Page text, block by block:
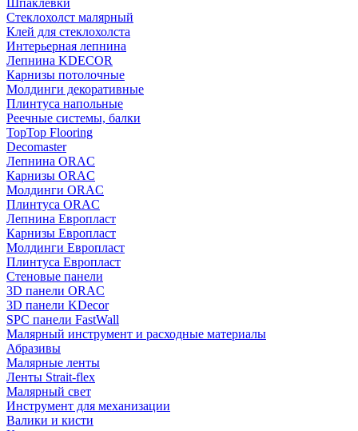
Шпаклевки
Стеклохолст малярный
Клей для стеклохолста
Интерьерная лепнина
Лепнина KDECOR
Карнизы потолочные
Молдинги декоративные
Плинтуса напольные
Реечные системы, балки
TopTop Flooring
Decomaster
Лепнина ORAC
Карнизы ORAC
Молдинги ORAC
Плинтуса ORAC
Лепнина Европласт
Карнизы Европласт
Молдинги Европласт
Плинтуса Европласт
Стеновые панели
3D панели ORAC
3D панели KDecor
SPC панели FastWall
Малярный инструмент и расходные материалы
Абразивы
Малярные ленты
Ленты Strait-flex
Малярный свет
Инструмент для механизации
Валики и кисти